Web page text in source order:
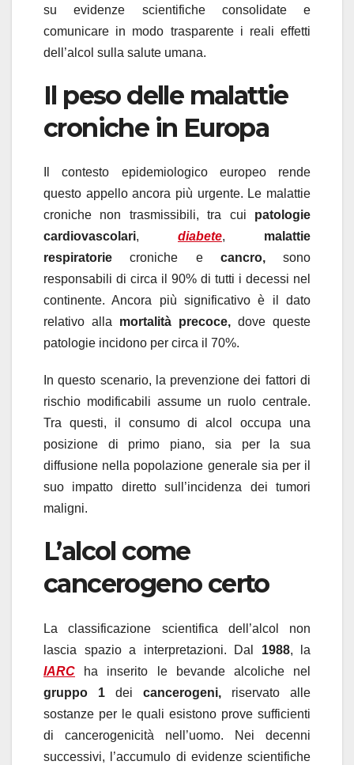
su evidenze scientifiche consolidate e
comunicare in modo trasparente i reali effetti
dell’alcol sulla salute umana.
Il peso delle malattie
croniche in Europa
Il contesto epidemiologico europeo rende
questo appello ancora più urgente. Le malattie
croniche non trasmissibili, tra cui patologie
cardiovascolari, diabete, malattie
respiratorie croniche ecancro,sono
responsabili di circa il 90% di tutti i decessi nel
continente. Ancora più significativo è il dato
relativo alla mortalità precoce, dove queste
patologie incidono per circa il 70%.
In questo scenario, la prevenzione dei fattori di
rischio modificabili assume un ruolo centrale.
Tra questi, il consumo di alcol occupa una
posizione di primo piano, sia per la sua
diffusione nella popolazione generale sia per il
suo impatto diretto sull’incidenza dei tumori
maligni.
L’alcol come
cancerogeno certo
La classificazione scientifica dell’alcol non
lascia spazio a interpretazioni. Dal 1988, la
IARC ha inserito le bevande alcoliche nel
gruppo 1 dei cancerogeni, riservato alle
sostanze per le quali esistono prove sufficienti
di cancerogenicità nell’uomo. Nei decenni
successivi, l’accumulo di evidenze scientifiche